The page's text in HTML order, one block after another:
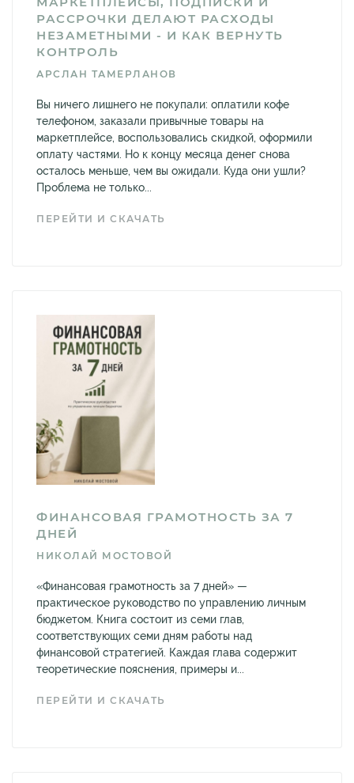
РАССРОЧКИ ДЕЛАЮТ РАСХОДЫ
НЕЗАМЕТНЫМИ - И КАК ВЕРНУТЬ
КОНТРОЛЬ
АРСЛАН ТАМЕРЛАНОВ
Вы ничего лишнего не покупали: оплатили кофе
телефоном, заказали привычные товары на
маркетплейсе, воспользовались скидкой, оформили
оплату частями. Но к концу месяца денег снова
осталось меньше, чем вы ожидали. Куда они ушли?
Проблема не только...
ПЕРЕЙТИ И СКАЧАТЬ
ФИНАНСОВАЯ ГРАМОТНОСТЬ ЗА 7
ДНЕЙ
НИКОЛАЙ МОСТОВОЙ
«Финансовая грамотность за 7 дней» —
практическое руководство по управлению личным
бюджетом. Книга состоит из семи глав,
соответствующих семи дням работы над
финансовой стратегией. Каждая глава содержит
теоретические пояснения, примеры и...
ПЕРЕЙТИ И СКАЧАТЬ